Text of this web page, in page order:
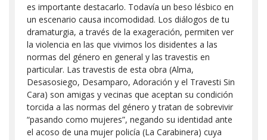
es importante destacarlo. Todavía un beso lésbico en
un escenario causa incomodidad. Los diálogos de tu
dramaturgia, a través de la exageración, permiten ver
la violencia en las que vivimos los disidentes a las
normas del género en general y las travestis en
particular. Las travestis de esta obra (Alma,
Desasosiego, Desamparo, Adoración y el Travesti Sin
Cara) son amigas y vecinas que aceptan su condición
torcida a las normas del género y tratan de sobrevivir
“pasando como mujeres”, negando su identidad ante
el acoso de una mujer policía (La Carabinera) cuya